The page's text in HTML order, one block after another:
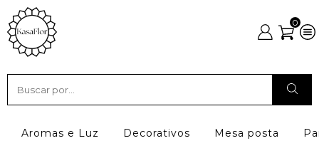
0
Aromas e Luz Decorativos Mesa posta